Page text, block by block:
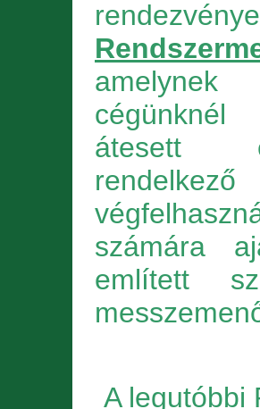
átesett
rendelkező
számára
említett
A legutóbbi